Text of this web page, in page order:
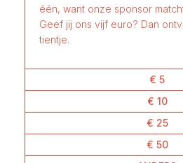
één, want onze sponsor
Geef jij ons vijf euro? Dan
tientje.
€ 5
€ 10
€ 25
€ 50